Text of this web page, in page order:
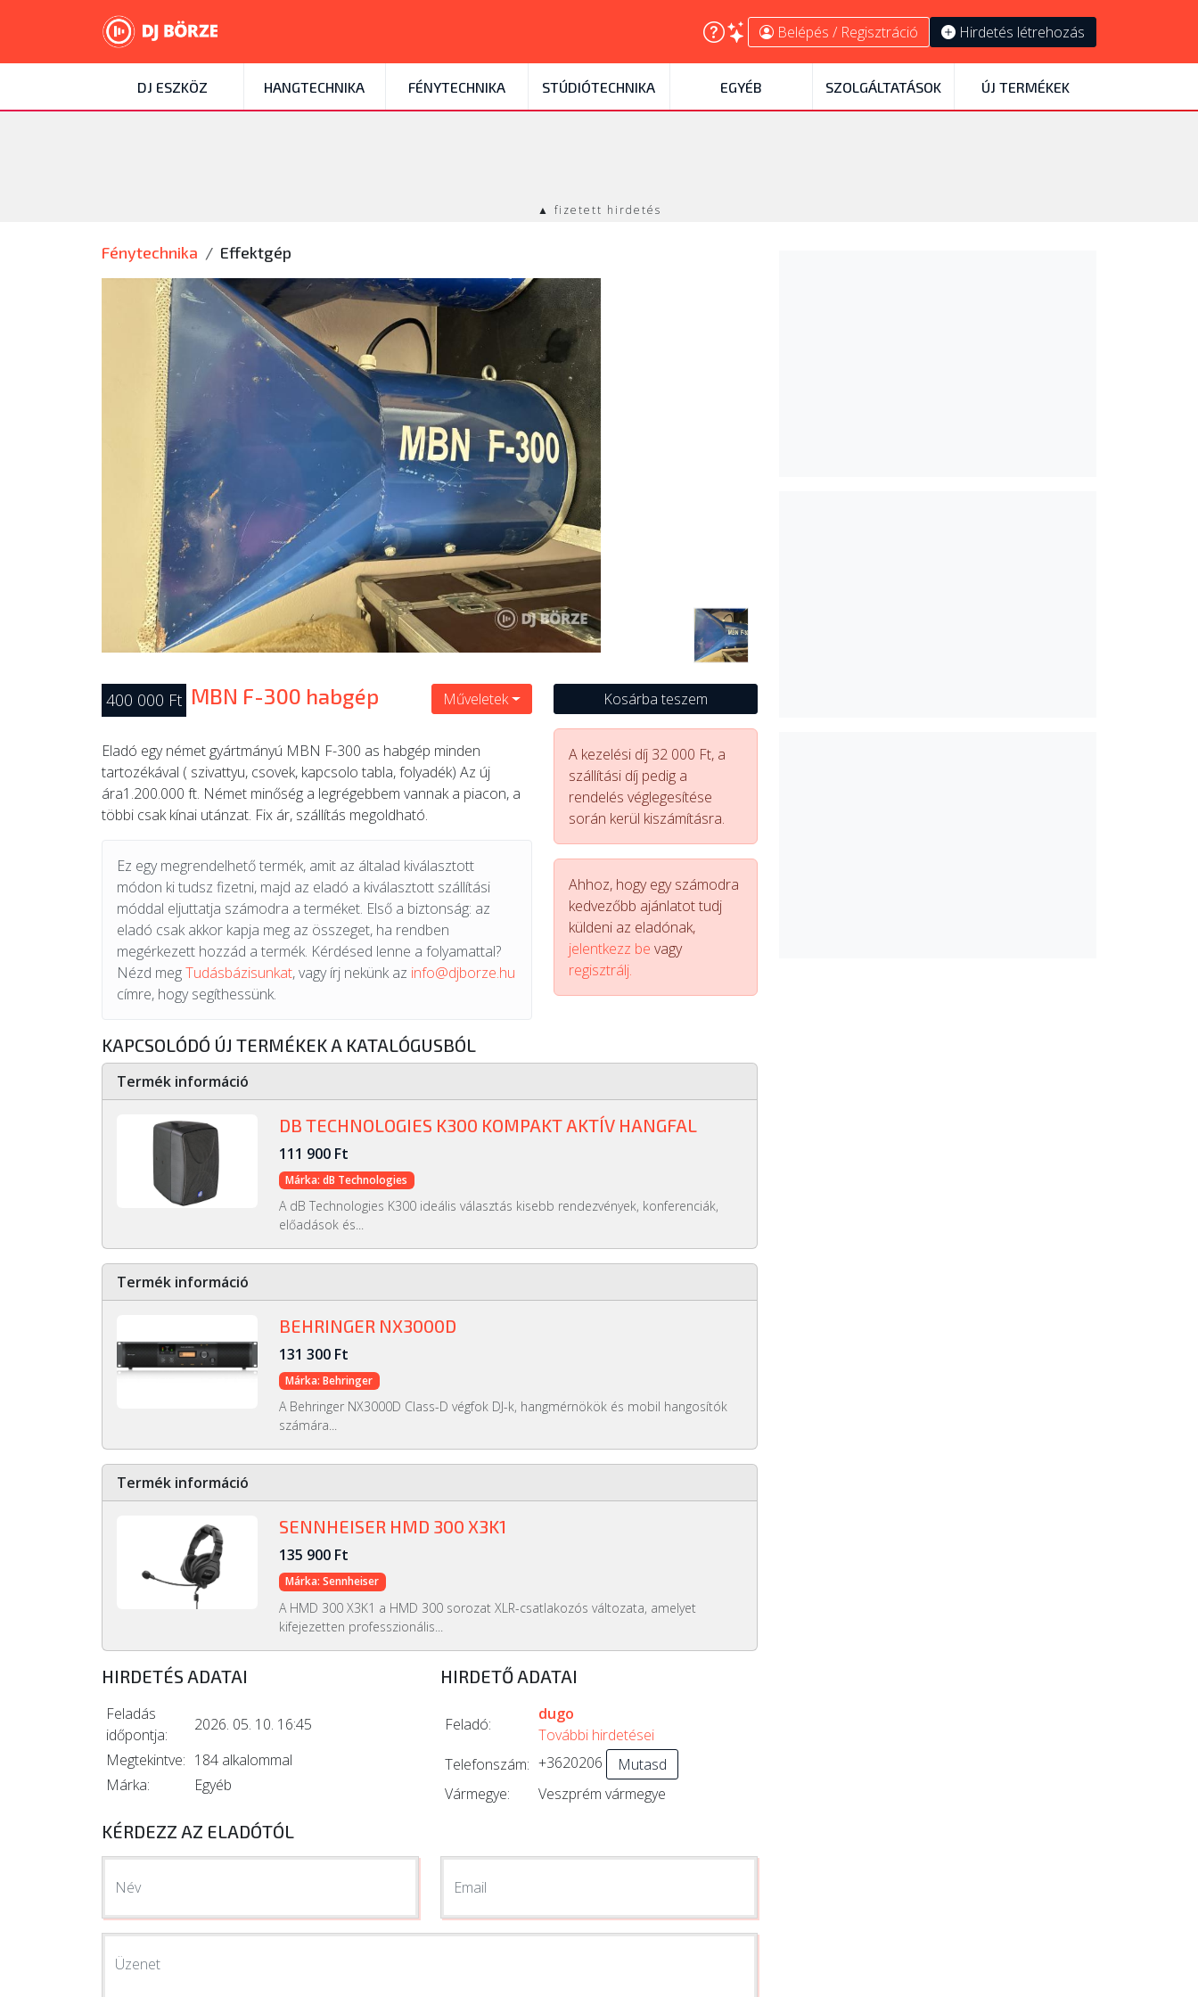
Belépés / Regisztráció Hirdetés létrehozás
DJ ESZKÖZ HANGTECHNIKA FÉNYTECHNIKA STÚDIÓTECHNIKA EGYÉB SZOLGÁLTATÁSOK ÚJ TERMÉKEK
▲ fizetett hirdetés
Fénytechnika Effektgép
400 000 Ft MBN F-300 habgép Műveletek
Eladó egy német gyártmányú MBN F-300 as habgép minden
tartozékával ( szivattyu, csovek, kapcsolo tabla, folyadék) Az új
ára1.200.000 ft. Német minőség a legrégebbem vannak a piacon, a
többi csak kínai utánzat. Fix ár, szállítás megoldható.
Ez egy megrendelhető termék, amit az általad kiválasztott
módon ki tudsz fizetni, majd az eladó a kiválasztott szállítási
móddal eljuttatja számodra a terméket. Első a biztonság: az
eladó csak akkor kapja meg az összeget, ha rendben
megérkezett hozzád a termék. Kérdésed lenne a folyamattal?
Nézd megTudásbázisunkat, vagy írj nekünk az info@djborze.hu
címre, hogy segíthessünk.
Kosárba teszem
A kezelési díj 32 000 Ft, a
szállítási díj pedig a
rendelés véglegesítése
során kerül kiszámításra.
Ahhoz, hogy egy számodra
kedvezőbb ajánlatot tudj
küldeni az eladónak,
jelentkezz be vagy
regisztrálj.
KAPCSOLÓDÓ ÚJ TERMÉKEK A KATALÓGUSBÓL
Termék információ
DB TECHNOLOGIES K300 KOMPAKT AKTÍV HANGFAL
111 900 Ft
Márka: dB Technologies
A dB Technologies K300 ideális választás kisebb rendezvények, konferenciák,
előadások és...
Termék információ
BEHRINGER NX3000D
131 300 Ft
Márka: Behringer
A Behringer NX3000D Class-D végfok DJ-k, hangmérnökök és mobil hangosítók
számára...
Termék információ
SENNHEISER HMD 300 X3K1
135 900 Ft
Márka: Sennheiser
A HMD 300 X3K1 a HMD 300 sorozat XLR-csatlakozós változata, amelyet
kifejezetten professzionális...
HIRDETÉS ADATAI
Feladás
időpontja:
2026. 05. 10. 16:45
Megtekintve: 184 alkalommal
Márka:
Egyéb
HIRDETŐ ADATAI
Feladó:
dugo
További hirdetései
Telefonszám: +3620206
Mutasd
Vármegye:
Veszprém vármegye
KÉRDEZZ AZ ELADÓTÓL
Név Email
Üzenet